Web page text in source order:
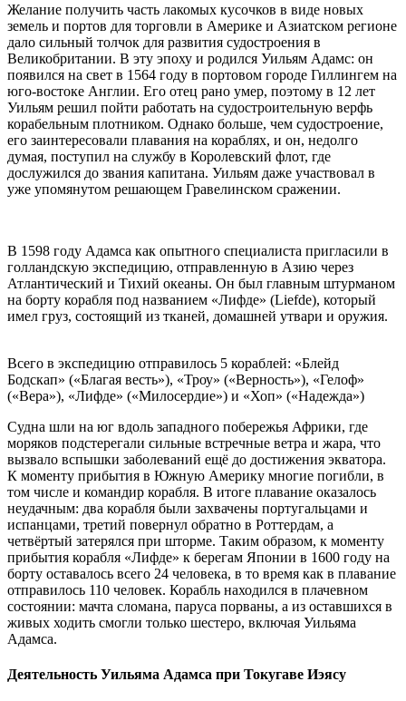
Желание получить часть лакомых кусочков в виде новых
земель и портов для торговли в Америке и Азиатском регионе
дало сильный толчок для развития судостроения в
Великобритании. В эту эпоху и родился Уильям Адамс: он
появился на свет в 1564 году в портовом городе Гиллингем на
юго-востоке Англии. Его отец рано умер, поэтому в 12 лет
Уильям решил пойти работать на судостроительную верфь
корабельным плотником. Однако больше, чем судостроение,
его заинтересовали плавания на кораблях, и он, недолго
думая, поступил на службу в Королевский флот, где
дослужился до звания капитана. Уильям даже участвовал в
уже упомянутом решающем Гравелинском сражении.
В 1598 году Адамса как опытного специалиста пригласили в
голландскую экспедицию, отправленную в Азию через
Атлантический и Тихий океаны. Он был главным штурманом
на борту корабля под названием «Лифде» (Liefde), который
имел груз, состоящий из тканей, домашней утвари и оружия.
Всего в экспедицию отправилось 5 кораблей: «Блейд
Бодскап» («Благая весть»), «Троу» («Верность»), «Гелоф»
(«Вера»), «Лифде» («Милосердие») и «Хоп» («Надежда»)
Судна шли на юг вдоль западного побережья Африки, где
моряков подстерегали сильные встречные ветра и жара, что
вызвало вспышки заболеваний ещё до достижения экватора.
К моменту прибытия в Южную Америку многие погибли, в
том числе и командир корабля. В итоге плавание оказалось
неудачным: два корабля были захвачены португальцами и
испанцами, третий повернул обратно в Роттердам, а
четвёртый затерялся при шторме. Таким образом, к моменту
прибытия корабля «Лифде» к берегам Японии в 1600 году на
борту оставалось всего 24 человека, в то время как в плавание
отправилось 110 человек. Корабль находился в плачевном
состоянии: мачта сломана, паруса порваны, а из оставшихся в
живых ходить смогли только шестеро, включая Уильяма
Адамса.
Деятельность Уильяма Адамса при Токугаве Иэясу